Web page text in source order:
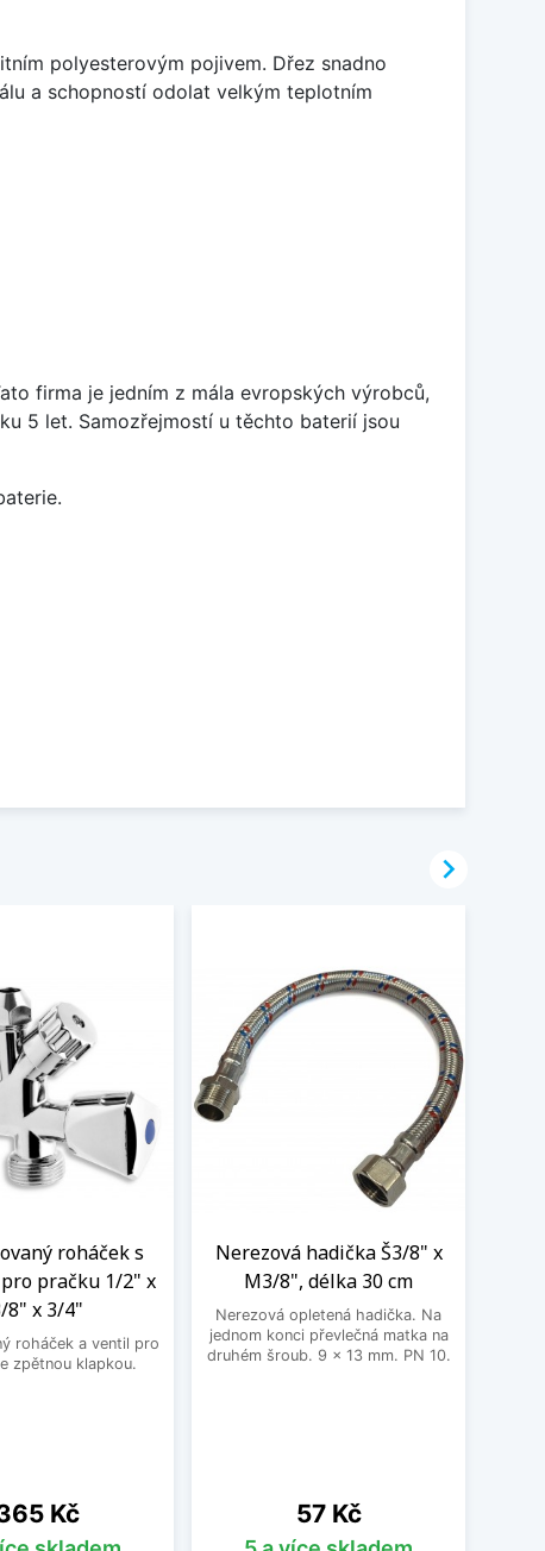
polyesterovým pojivem. Dřez snadno
a schopností odolat velkým teplotním
firma je jedním z mála evropských výrobců,
5 let. Samozřejmostí u těchto baterií jsou
roháček s
pračku 1/2" x
8" x 3/4"
roháček a ventil pro
zpětnou klapkou.
Kč
Nerezová hadička Š3/8" x
M3/8", délka 30 cm
Nerezová opletená hadička. Na
jednom konci převlečná matka na
druhém šroub. 9 x 13 mm. PN 10.
Cena
57 Kč
